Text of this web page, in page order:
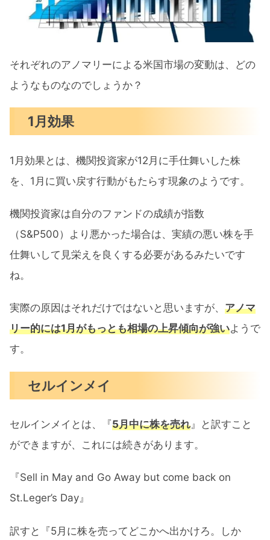
それぞれのアノマリーによる米国市場の変動は、どの
ようなものなのでしょうか？
1月効果
1月効果とは、機関投資家が12月に手仕舞いした株
を、1月に買い戻す行動がもたらす現象のようです。
機関投資家は自分のファンドの成績が指数
（S&P500）より悪かった場合は、実績の悪い株を手
仕舞いして見栄えを良くする必要があるみたいです
ね。
実際の原因はそれだけではないと思いますが、 アノマ
リー的には1月がもっとも相場の上昇傾向が強いようで
す。
セルインメイ
セルインメイとは、『5月中に株を売れ 』と訳すこと
ができますが、これには続きがあります。
『Sell in May and Go Away but come back on
St.Leger’s Day』
訳すと『5月に株を売ってどこかへ出かけろ。しか